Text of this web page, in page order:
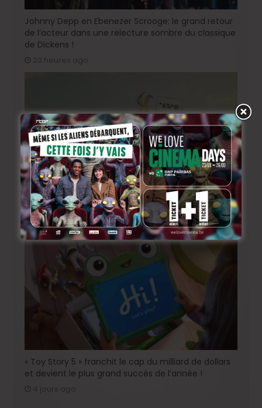
Johnny Depp en Ebenezer Scrooge: le grand retour
de l’acteur dans une relecture sombre du classique
de Dickens !
23 heures ago
« Coyote vs. Acme », le film maudit de Hollywood a
enfin une date de sortie !
3 jours ago
« Toy Story 5 » franchit le cap du milliard de dollars
et devient le plus grand succès de l’année !